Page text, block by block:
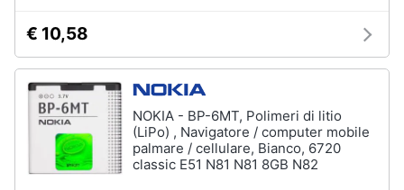
€ 10,58
NOKIA - BP-6MT, Polimeri di litio
(LiPo) , Navigatore / computer mobile
palmare / cellulare, Bianco, 6720
classic E51 N81 N81 8GB N82